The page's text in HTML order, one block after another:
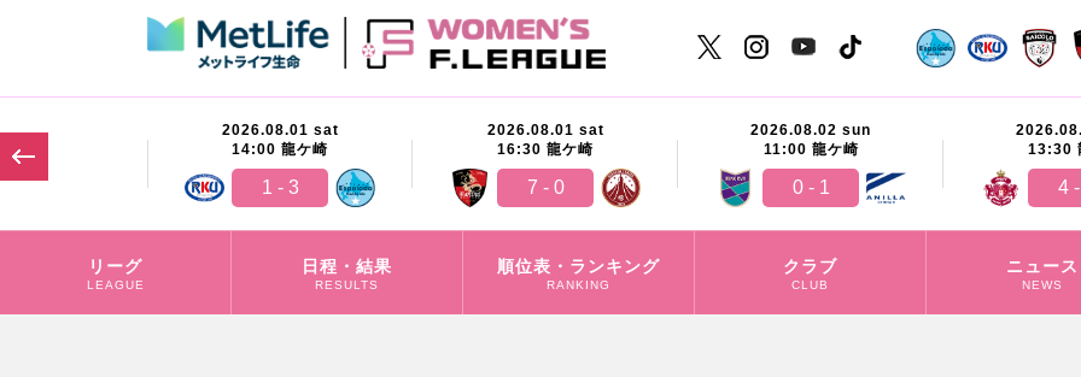
sun
茅ヶ崎
- 5
2026.08.01 sat
14:00 龍ケ崎
1 - 3
2026.08.01 sat
16:30 龍ケ崎
7 - 0
2026.08.02 sun
11:00 龍ケ崎
0 - 1
13:30
4
リーグ
LEAGUE
日程・結果
RESULTS
順位表・ランキング
RANKING
クラブ
CLUB
ニュース
NEWS